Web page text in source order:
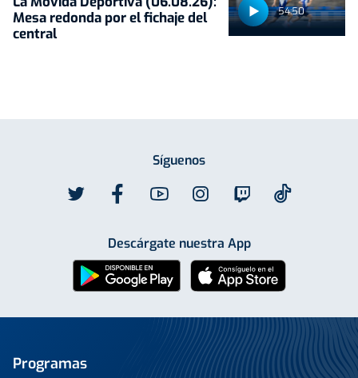
54:50
Mesa redonda por el fichaje del
central
Síguenos
Descárgate nuestra App
Programas